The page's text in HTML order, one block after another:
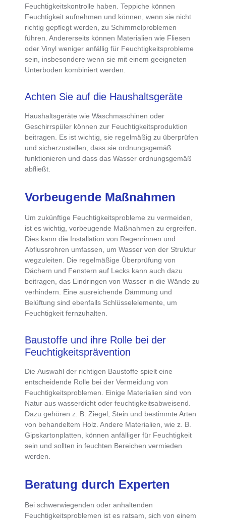
Feuchtigkeitskontrolle haben . Teppiche können
Feuchtigkeit aufnehmen und können, wenn sie nicht
richtig gepflegt werden, zu Schimmelproblemen
führen. Andererseits können Materialien wie Fliesen
oder Vinyl weniger anfällig für Feuchtigkeitsprobleme
sein, insbesondere wenn sie mit einem geeigneten
Unterboden kombiniert werden.
Achten Sie auf die Haushaltsgeräte
Haushaltsgeräte wie Waschmaschinen oder
Geschirrspüler können zur Feuchtigkeitsproduktion
beitragen. Es ist wichtig, sie regelmäßig zu überprüfen
und sicherzustellen, dass sie ordnungsgemäß
funktionieren und dass das Wasser ordnungsgemäß
abfließt.
Vorbeugende Maßnahmen
Umzukünftige Feuchtigkeitsprobleme zu vermeiden
ist es wichtig, vorbeugende Maßnahmen zu ergreifen.
Dies kann die Installation von Regenrinnen und
Abflussrohren umfassen, um Wasser von der Struktur
wegzuleiten. Die regelmäßige Überprüfung von
Dächern und Fenstern auf Lecks kann auch dazu
beitragen, das Eindringen von Wasser in die Wände zu
verhindern. Eine ausreichende Dämmung und
Belüftung sind ebenfalls Schlüsselelemente, um
Feuchtigkeit fernzuhalten.
Baustoffe und ihre Rolle bei der
Feuchtigkeitsprävention
DieAuswahl der richtigen Baustoffe spielt eine
entscheidende Rolle bei der Vermeidung von
Feuchtigkeitsproblemen. Einige Materialien sind von
Natur aus wasserdicht oder feuchtigkeitsabweisend.
Dazu gehören z. B. Ziegel, Stein und bestimmte Arten
von behandeltem Holz. Andere Materialien, wie z. B.
Gipskartonplatten, können anfälliger für Feuchtigkeit
sein und sollten in feuchten Bereichen vermieden
werden.
Beratung durch Experten
Beischwerwiegenden oder anhaltenden
Feuchtigkeitsproblemen ist es ratsam, sich von einem